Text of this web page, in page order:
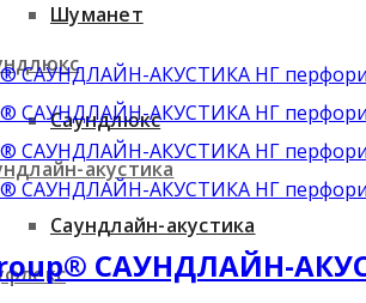
акустика
Шуманет
Саундлюкс
Саундлайн-акустика
САУНДЛАЙН-